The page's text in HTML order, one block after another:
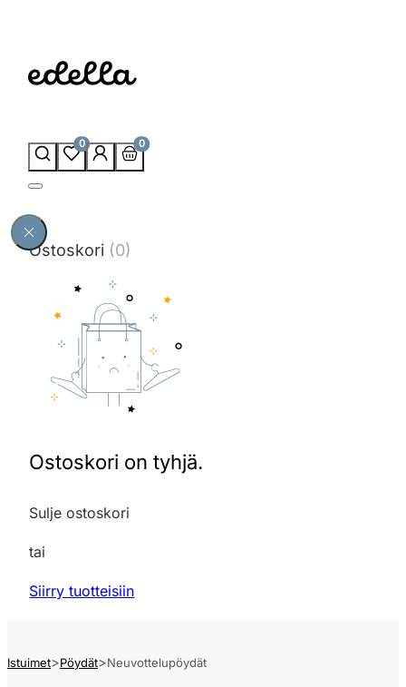
0 0
Ostoskori (0)
Ostoskori on tyhjä.
Sulje ostoskori
tai
Siirry tuotteisiin
Istuimet Pöydät Neuvottelupöydät